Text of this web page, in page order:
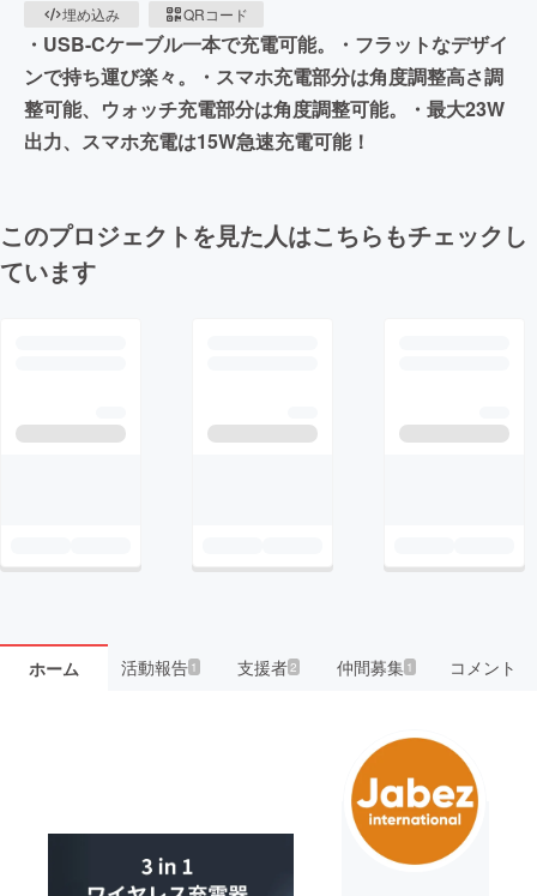
埋め込み
QRコード
・USB-Cケーブル一本で充電可能。・フラットなデザイ
ンで持ち運び楽々。・スマホ充電部分は角度調整高さ調
整可能、ウォッチ充電部分は角度調整可能。・最大23W
出力、スマホ充電は15W急速充電可能！
このプロジェクトを見た人はこちらもチェックし
ています
ホーム 活動報告1 支援者2 仲間募集 1 コメント